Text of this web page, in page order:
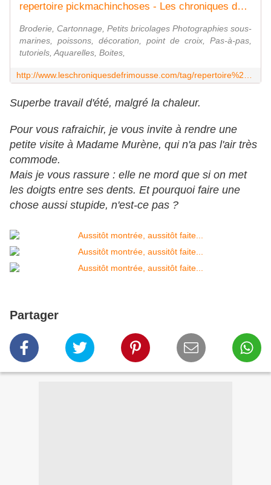
repertoire pickmachinchoses - Les chroniques de Frimousse
Broderie, Cartonnage, Petits bricolages Photographies sous-
marines, poissons, décoration, point de croix, Pas-à-pas,
tutoriels, Aquarelles, Boites,
Superbe travail d'été, malgré la chaleur.
Pour vous rafraichir, je vous invite à rendre une
petite visite à Madame Murène, qui n'a pas l'air très
commode.
Mais je vous rassure : elle ne mord que si on met
les doigts entre ses dents. Et pourquoi faire une
chose aussi stupide, n'est-ce pas ?
Partager